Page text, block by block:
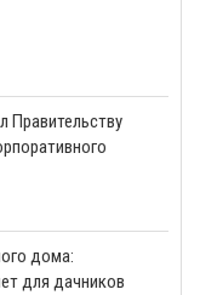
Правительству
дома:
для дачников